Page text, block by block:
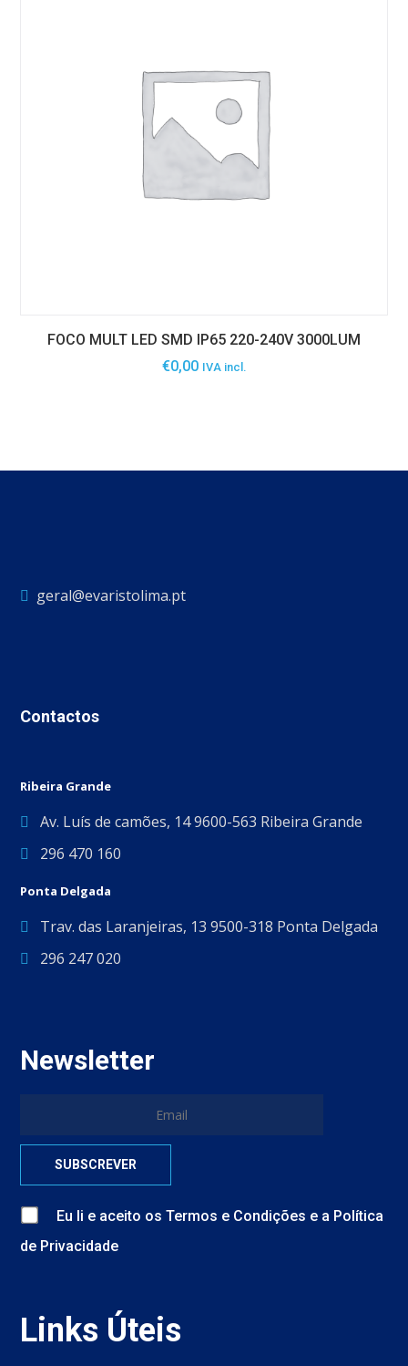
FOCO MULT LED SMD IP65 220-240V 3000LUM
€0,00 IVA incl.
geral@evaristolima.pt
Contactos
Ribeira Grande
Av. Luís de camões, 14 9600-563 Ribeira Grande
296 470 160
Ponta Delgada
Trav. das Laranjeiras, 13 9500-318 Ponta Delgada
296 247 020
Newsletter
Eu li e aceito osTermos e Condições e a Política
de Privacidade
Links Úteis